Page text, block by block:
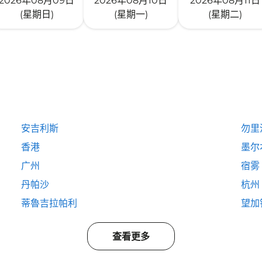
(星期日)
(星期一)
(星期二)
安吉利斯
勿里
香港
墨尔
广州
宿雾
丹帕沙
杭州
蒂魯吉拉帕利
望加
查看更多